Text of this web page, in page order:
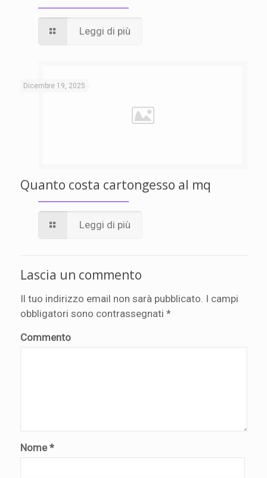
Leggi di più
Dicembre 19, 2025
Quanto costa cartongesso al mq
Leggi di più
Lascia un commento
Il tuo indirizzo email non sarà pubblicato. I campi
obbligatori sono contrassegnati *
Commento
Nome*